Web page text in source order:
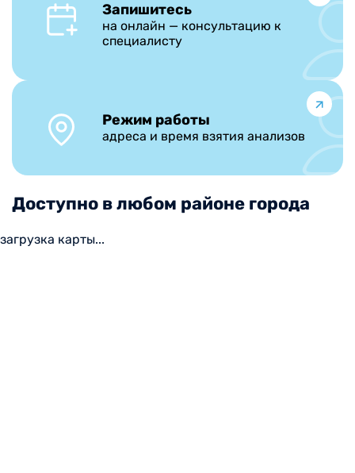
Запишитесь
на онлайн — консультацию к
специалисту
Режим работы
адреса и время взятия анализов
Доступно в любом районе города
загрузка карты...